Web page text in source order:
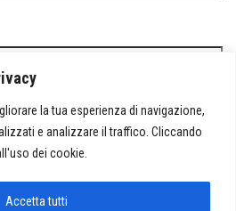
la tua esperienza di navigazione,
e analizzare il traffico. Cliccando
dei cookie.
Accetta tutti
sito web in questo browser per la